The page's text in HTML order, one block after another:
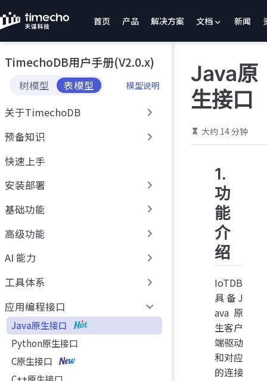
跳
至
主
內
首页 产品 解决方案 文档 新闻
TimechoDB用户手册(V2.0.x)
树模型 表模型 模型说明
关于TimechoDB
预备知识
快速上手
安装部署
基础功能
高级功能
AI 能力
工具体系
应用编程接口
Java原生接口
Python原生接口
C原生接口
Java原
生接口
大约 14 分钟
1.
功
能
介
绍
IoTDB
具备J
ava原
生客户
端驱动
和对应
的连接